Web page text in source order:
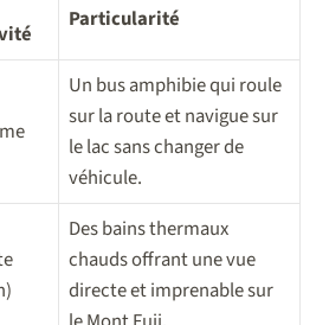
Particularité
Un bus amphibie qui roule
sur la route et navigue sur
le lac sans changer de
véhicule.
Des bains thermaux
chauds offrant une vue
directe et imprenable sur